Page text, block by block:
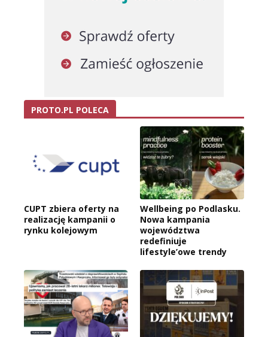
PROTO.PL POLECA
CUPT zbiera oferty na
realizację kampanii o
rynku kolejowym
Wellbeing po Podlasku.
Nowa kampania
województwa
redefiniuje
lifestyle’owe trendy